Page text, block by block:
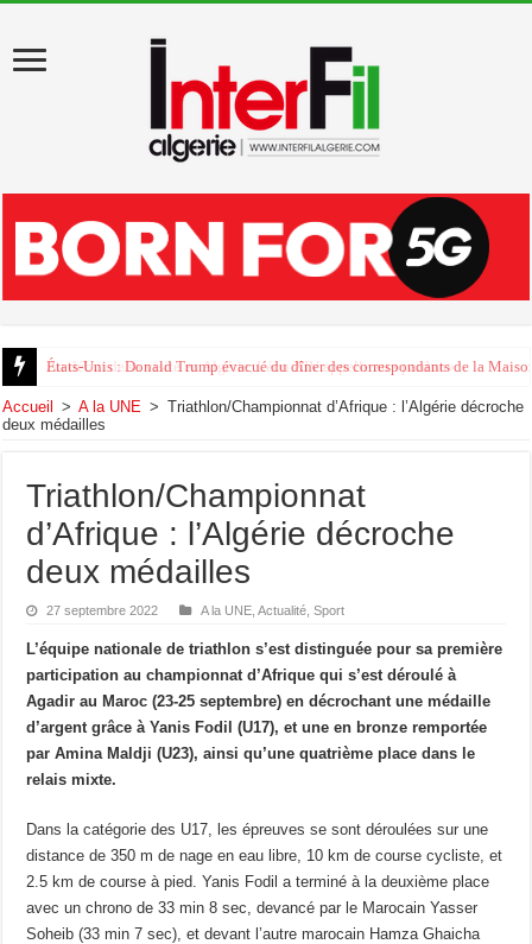
Au début de sa visite en Algérie, Léon XIV appelle au «pardon»
Accueil > A la UNE > Triathlon/Championnat d’Afrique : l’Algérie décroche
deux médailles
Triathlon/Championnat
d’Afrique : l’Algérie décroche
deux médailles
27 septembre 2022 A la UNE ,Actualité ,Sport
L’équipe nationale de triathlon s’est distinguée pour sa première
participation au championnat d’Afrique qui s’est déroulé à
Agadir au Maroc (23-25 septembre) en décrochant une médaille
d’argent grâce à Yanis Fodil (U17), et une en bronze remportée
par Amina Maldji (U23), ainsi qu’une quatrième place dans le
relais mixte.
Dans la catégorie des U17, les épreuves se sont déroulées sur une
distance de 350 m de nage en eau libre, 10 km de course cycliste, et
2.5 km de course à pied. Yanis Fodil a terminé à la deuxième place
avec un chrono de 33 min 8 sec, devancé par le Marocain Yasser
Soheib (33 min 7 sec), et devant l’autre marocain Hamza Ghaicha